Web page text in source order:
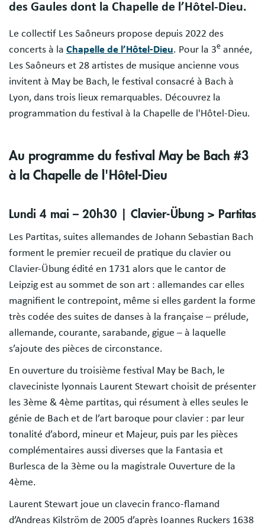
des Gaules dont la Chapelle de l’Hôtel-Dieu.
Le collectif Les Saôneurs propose depuis 2022 des
concerts à la Chapelle de l’Hôtel-Dieu. Pour la 3e année,
Les Saôneurs et 28 artistes de musique ancienne vous
invitent à May be Bach, le festival consacré à Bach à
Lyon, dans trois lieux remarquables. Découvrez la
programmation du festival à la Chapelle de l'Hôtel-Dieu.
Au programme du festival May be Bach #3
à la Chapelle de l'Hôtel-Dieu
Lundi 4 mai – 20h30 | Clavier-Übung > Partitas
Les Partitas, suites allemandes de Johann Sebastian Bach
forment le premier recueil de pratique du clavier ou
Clavier-Übung édité en 1731 alors que le cantor de
Leipzig est au sommet de son art : allemandes car elles
magnifient le contrepoint, même si elles gardent la forme
très codée des suites de danses à la française – prélude,
allemande, courante, sarabande, gigue – à laquelle
s’ajoute des pièces de circonstance.
En ouverture du troisième festival May be Bach, le
claveciniste lyonnais Laurent Stewart choisit de présenter
les 3ème & 4ème partitas, qui résument à elles seules le
génie de Bach et de l’art baroque pour clavier : par leur
tonalité d’abord, mineur et Majeur, puis par les pièces
complémentaires aussi diverses que la Fantasia et
Burlesca de la 3ème ou la magistrale Ouverture de la
4ème.
Laurent Stewart joue un clavecin franco-flamand
d’Andreas Kilström de 2005 d’après Ioannes Ruckers 1638